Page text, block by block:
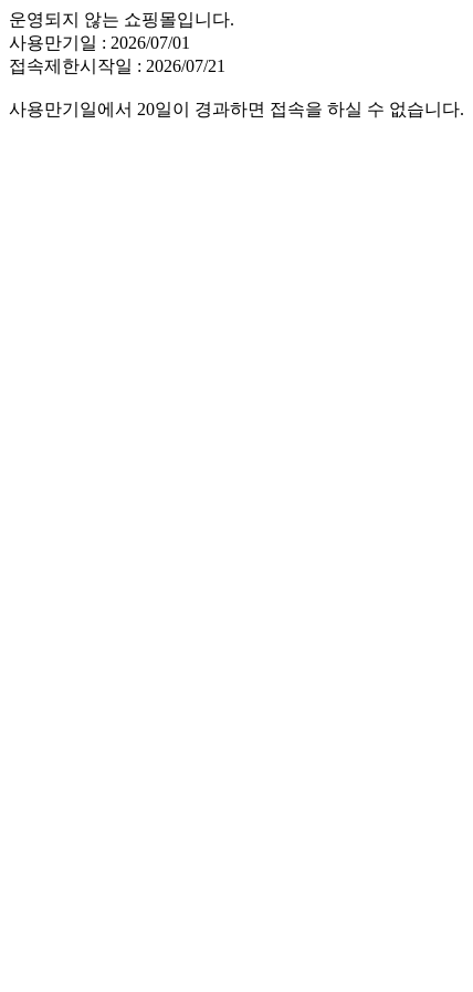
운영되지 않는 쇼핑몰입니다.
사용만기일 : 2026/07/01
접속제한시작일 : 2026/07/21
사용만기일에서 20일이 경과하면 접속을 하실 수 없습니다.